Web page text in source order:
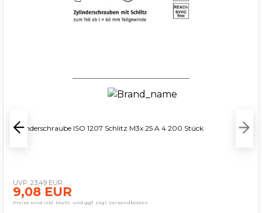
Zylinderschraube ISO 1207 Schlitz M3x 25 A 4 200 Stück
23,49 EUR
9,08 EUR
Preise sind inkl. MwSt. und ggf. zzgl. Versandkosten